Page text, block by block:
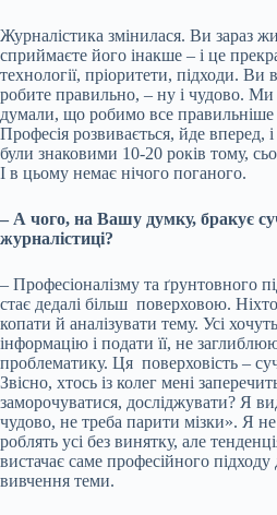
Журналістика змінилася. Ви зараз
сприймаєте його інакше – і це
технології, пріоритети, підходи. Ви
робите правильно, – ну і чудово. Ми
думали, що робимо все правильніше
Професія розвивається, йде вперед,
були знаковими 10-20 років тому,
І в цьому немає нічого поганого.
– А чого, на Вашу думку, бракує
журналістиці?
– Професіоналізму та ґрунтовного
стає дедалі більш поверховою.
копати й аналізувати тему. Усі
інформацію і подати її, не
проблематику. Ця поверховість –
Звісно, хтось із колег мені
заморочуватися, досліджувати? Я
чудово, не треба парити мізки». Я
роблять усі без винятку, але
вистачає саме професійного
вивчення теми.